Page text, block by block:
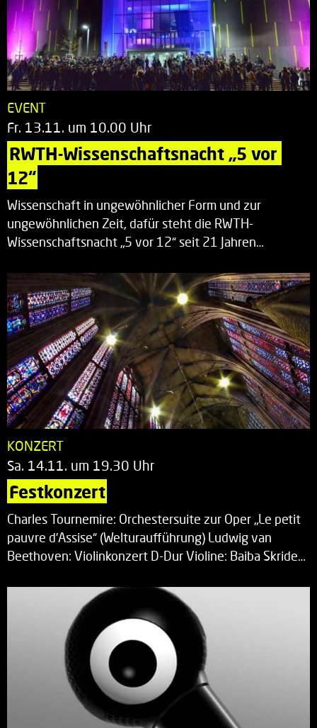
EVENT
Fr. 13.11. um 10.00 Uhr
RWTH-Wissenschaftsnacht „5 vor
12“
Wissenschaft in ungewöhnlicher Form und zur
ungewöhnlichen Zeit, dafür steht die RWTH-
Wissenschaftsnacht „5 vor 12“ seit 21 Jahren…
KONZERT
Sa. 14.11. um 19.30 Uhr
Festkonzert
Charles Tournemire: Orchestersuite zur Oper „Le petit
pauvre d’Assise“ (Welturaufführung) Ludwig van
Beethoven: Violinkonzert D-Dur Violine: Baiba Skride…